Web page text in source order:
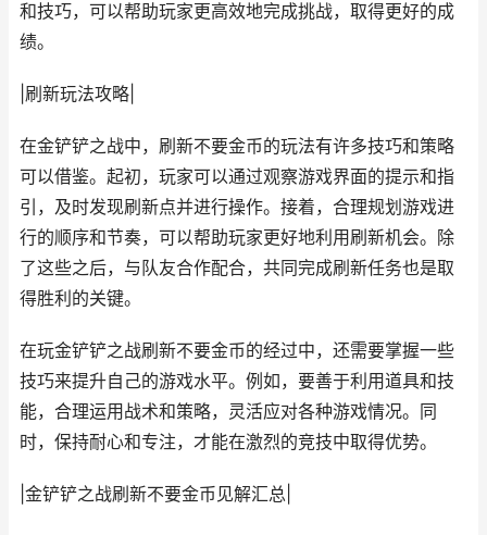
和技巧，可以帮助玩家更高效地完成挑战，取得更好的成
绩。
|刷新玩法攻略|
在金铲铲之战中，刷新不要金币的玩法有许多技巧和策略
可以借鉴。起初，玩家可以通过观察游戏界面的提示和指
引，及时发现刷新点并进行操作。接着，合理规划游戏进
行的顺序和节奏，可以帮助玩家更好地利用刷新机会。除
了这些之后，与队友合作配合，共同完成刷新任务也是取
得胜利的关键。
在玩金铲铲之战刷新不要金币的经过中，还需要掌握一些
技巧来提升自己的游戏水平。例如，要善于利用道具和技
能，合理运用战术和策略，灵活应对各种游戏情况。同
时，保持耐心和专注，才能在激烈的竞技中取得优势。
|金铲铲之战刷新不要金币见解汇总|